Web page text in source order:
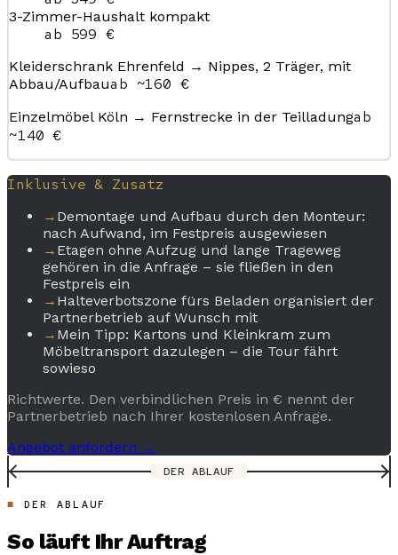
3-Zimmer-Haushalt kompakt
ab 599 €
Kleiderschrank Ehrenfeld → Nippes, 2 Träger, mit
Abbau/Aufbauab ~160 €
Einzelmöbel Köln → Fernstrecke in der Teilladungab
~140 €
Inklusive & Zusatz
→ Demontage und Aufbau durch den Monteur:
nach Aufwand, im Festpreis ausgewiesen
→ Etagen ohne Aufzug und lange Trageweg
gehören in die Anfrage – sie fließen in den
Festpreis ein
→ Halteverbotszone fürs Beladen organisiert der
Partnerbetrieb auf Wunsch mit
→ Mein Tipp: Kartons und Kleinkram zum
Möbeltransport dazulegen – die Tour fährt
sowieso
Richtwerte. Den verbindlichen Preis in € nennt der
Partnerbetrieb nach Ihrer kostenlosen Anfrage.
Angebot anfordern →
DER ABLAUF
DER ABLAUF
So läuft Ihr Auftrag